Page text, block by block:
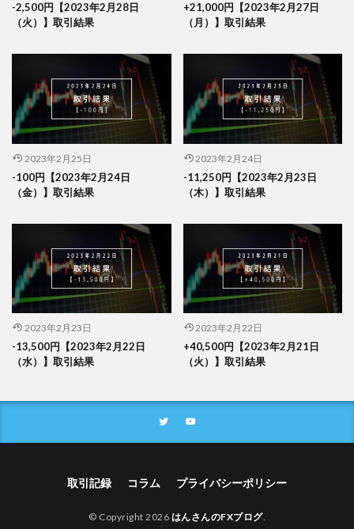
-2,500円【2023年2月28日
（火）】取引結果
+21,000円【2023年2月27日
（月）】取引結果
2023年2月25日
-100円【2023年2月24日
（金）】取引結果
2023年2月24日
-11,250円【2023年2月23日
（木）】取引結果
2023年2月23日
-13,500円【2023年2月22日
（水）】取引結果
2023年2月22日
+40,500円【2023年2月21日
（火）】取引結果
取引記録 コラム プライバシーポリシー
© Copyright 2026 はんさんのFXブログ.